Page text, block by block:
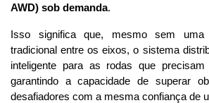
AWD) sob demanda.
Isso significa que, mesmo sem uma
tradicional entre os eixos, o sistema
inteligente para as rodas que
garantindo a capacidade de superar
desafiadores com a mesma confiança de